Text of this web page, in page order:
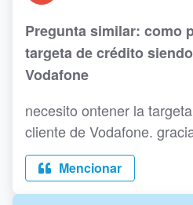
Pregunta similar: como
targeta de crédito
Vodafone
necesito ontener la
cliente de Vodafone.
Mencionar